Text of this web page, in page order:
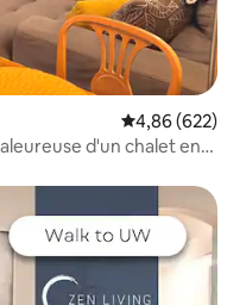
Évaluation
4,86 (622)
d'un chalet en